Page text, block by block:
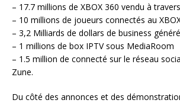
– 17.7 millions de XBOX 360 vendu à
– 10 millions de joueurs connectés au
– 3,2 Milliards de dollars de business
– 1 millions de box IPTV sous MediaRoom
– 1.5 million de connecté sur le réseau
Zune.
Du côté des annonces et des